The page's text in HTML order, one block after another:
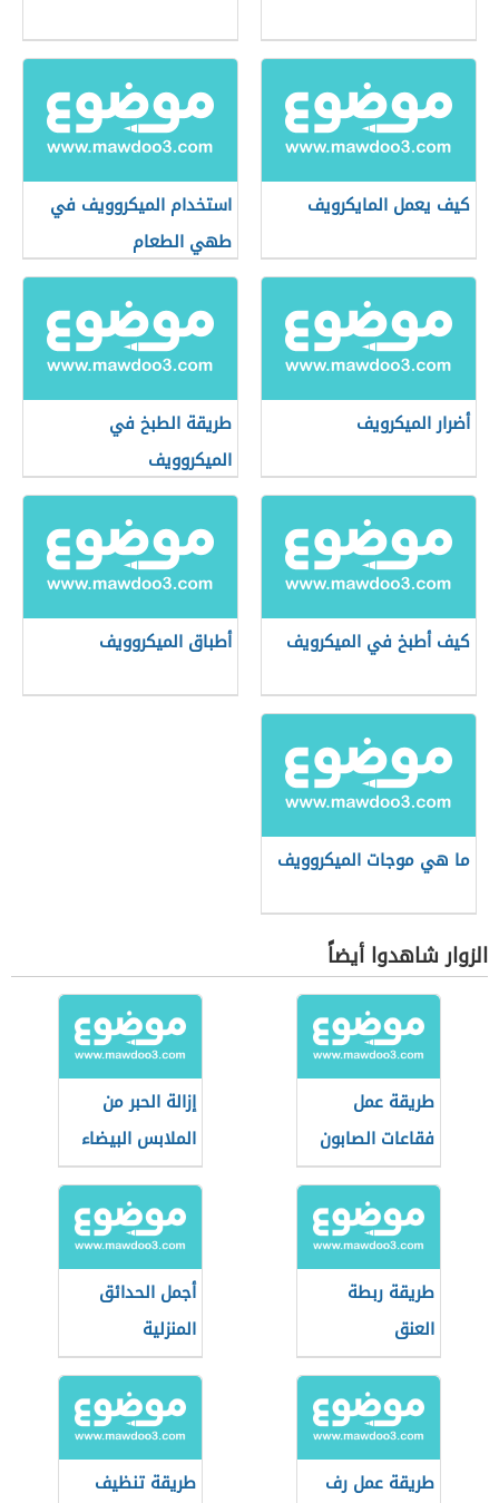
كيف يعمل المايكرويف
استخدام الميكروويف في
طهي الطعام
أضرار الميكرويف
طريقة الطبخ في
الميكروويف
كيف أطبخ في الميكرويف أطباق الميكروويف
ما هي موجات الميكروويف
الزوار شاهدوا أيضاً
طريقة عمل
فقاعات الصابون
إزالة الحبر من
الملابس البيضاء
طريقة ربطة
العنق
أجمل الحدائق
المنزلية
طريقة عمل رف
طريقة تنظيف